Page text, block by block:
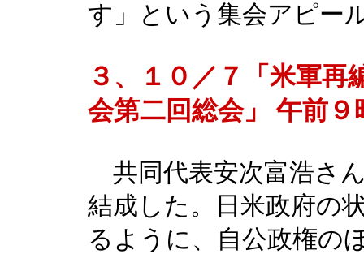
す」という集会アピー
３、１０／７「米軍再
会第二回総会」 午前９
共同代表安次富浩さ
結成した。日米政府の
るように、自公政権の